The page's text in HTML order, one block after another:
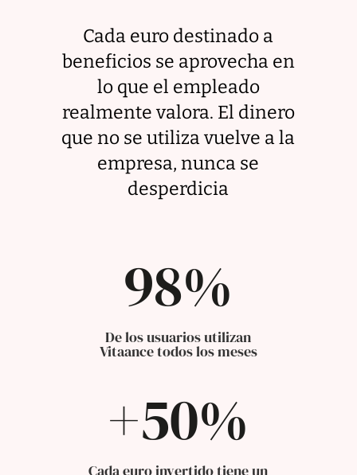
Cada euro destinado a
beneficios se aprovecha en
lo que el empleado
realmente valora. El dinero
que no se utiliza vuelve a la
empresa, nunca se
desperdicia
98%
De los usuarios utilizan
Vitaance todos los meses
+50%
Cada euro invertido tiene un